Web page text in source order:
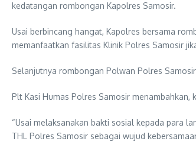
kedatangan rombongan Kapolres Samosir.
Usai berbincang hangat, Kapolres bersama
memanfaatkan fasilitas Klinik Polres Samosir
Selanjutnya rombongan Polwan Polres
Plt Kasi Humas Polres Samosir
“Usai melaksanakan bakti sosial kepada para
THL Polres Samosir sebagai wujud